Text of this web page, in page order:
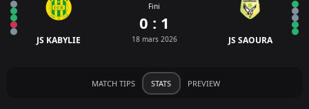
JS KABYLIE
Fini
0 : 1
18 mars 2026 JS SAOURA
MATCH TIPS STATS PREVIEW